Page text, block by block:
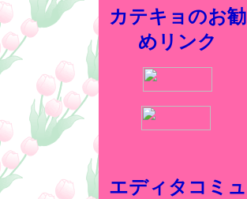
カテキョのお勧
めリンク
エディタコミュ